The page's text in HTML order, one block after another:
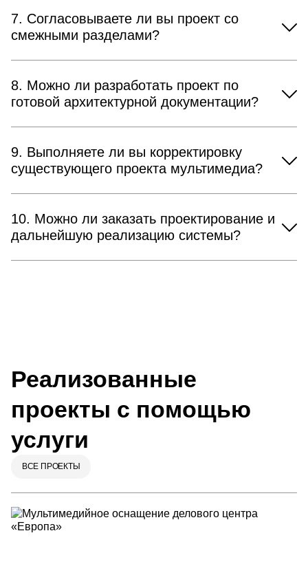
7. Согласовываете ли вы проект со
смежными разделами?
8. Можно ли разработать проект по
готовой архитектурной документации?
9. Выполняете ли вы корректировку
существующего проекта мультимедиа?
10. Можно ли заказать проектирование и
дальнейшую реализацию системы?
Реализованные
проекты с помощью
услуги
ВСЕ ПРОЕКТЫ